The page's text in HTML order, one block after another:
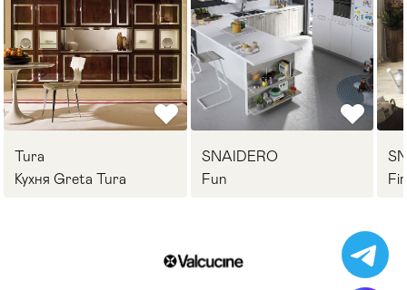
Tura
Кухня Greta Tura
SNAIDERO
Fun